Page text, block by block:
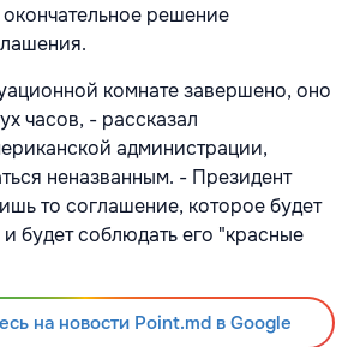
решение
комнате завершено, оно
часов, - рассказал
администрации,
неназванным. - Президент
то соглашение, которое будет
будет соблюдать его "красные
на новости Point.md в Google